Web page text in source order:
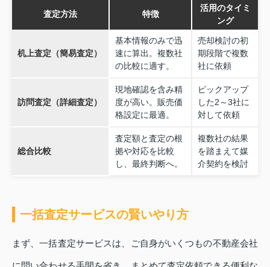
査定方法 特徴
活用のタイミ
ング
机上査定（簡易査定）
基本情報のみで迅
速に算出。複数社
の比較に適す。
売却検討の初
期段階で複数
社に依頼
訪問査定（詳細査定）
現地確認を含み精
度が高い。販売価
格設定に最適。
ピックアップ
した2～3社に
対して依頼
総合比較
査定額と査定の根
拠や対応を比較
し、最終判断へ。
複数社の結果
を踏まえて媒
介契約を検討
一括査定サービスの賢いやり方
まず、一括査定サービスは、ご自身がいくつもの不動産会社